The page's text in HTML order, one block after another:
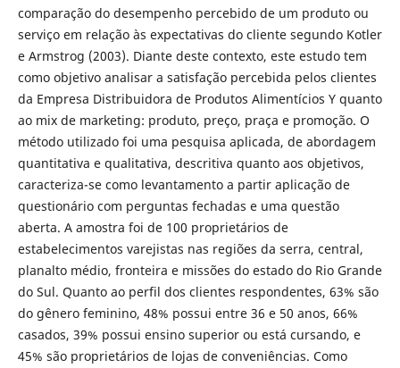
comparação do desempenho percebido de um produto ou
serviço em relação às expectativas do cliente segundo Kotler
e Armstrog (2003). Diante deste contexto, este estudo tem
como objetivo analisar a satisfação percebida pelos clientes
da Empresa Distribuidora de Produtos Alimentícios Y quanto
ao mix de marketing: produto, preço, praça e promoção. O
método utilizado foi uma pesquisa aplicada, de abordagem
quantitativa e qualitativa, descritiva quanto aos objetivos,
caracteriza-se como levantamento a partir aplicação de
questionário com perguntas fechadas e uma questão
aberta. A amostra foi de 100 proprietários de
estabelecimentos varejistas nas regiões da serra, central,
planalto médio, fronteira e missões do estado do Rio Grande
do Sul. Quanto ao perfil dos clientes respondentes, 63% são
do gênero feminino, 48% possui entre 36 e 50 anos, 66%
casados, 39% possui ensino superior ou está cursando, e
45% são proprietários de lojas de conveniências. Como